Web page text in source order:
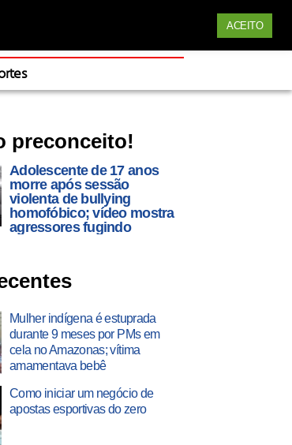
ACEITO
preconceito!
Adolescente de 17 anos
morre após sessão
violenta de bullying
homofóbico; vídeo mostra
agressores fugindo
Mulher indígena é estuprada
durante 9 meses por PMs em
cela no Amazonas; vítima
amamentava bebê
Como iniciar um negócio de
apostas esportivas do zero